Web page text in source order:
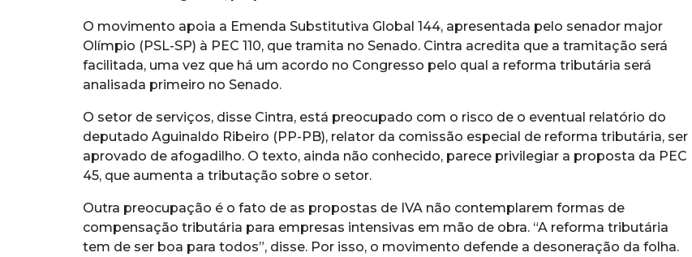
O movimento apoia a Emenda Substitutiva Global 144, apresentada pelo senador major
Olímpio (PSL-SP) à PEC 110, que tramita no Senado. Cintra acredita que a tramitação será
facilitada, uma vez que há um acordo no Congresso pelo qual a reforma tributária será
analisada primeiro no Senado.
O setor de serviços, disse Cintra, está preocupado com o risco de o eventual relatório do
deputado Aguinaldo Ribeiro (PP-PB), relator da comissão especial de reforma tributária, ser
aprovado de afogadilho. O texto, ainda não conhecido, parece privilegiar a proposta da PEC
45, que aumenta a tributação sobre o setor.
Outra preocupação é o fato de as propostas de IVA não contemplarem formas de
compensação tributária para empresas intensivas em mão de obra. “A reforma tributária
tem de ser boa para todos”, disse. Por isso, o movimento defende a desoneração da folha.